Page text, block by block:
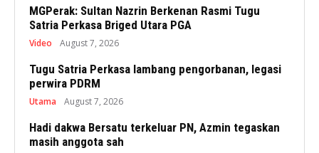
MGPerak: Sultan Nazrin Berkenan Rasmi Tugu
Satria Perkasa Briged Utara PGA
Video August 7, 2026
Tugu Satria Perkasa lambang pengorbanan, legasi
perwira PDRM
Utama August 7, 2026
Hadi dakwa Bersatu terkeluar PN, Azmin tegaskan
masih anggota sah